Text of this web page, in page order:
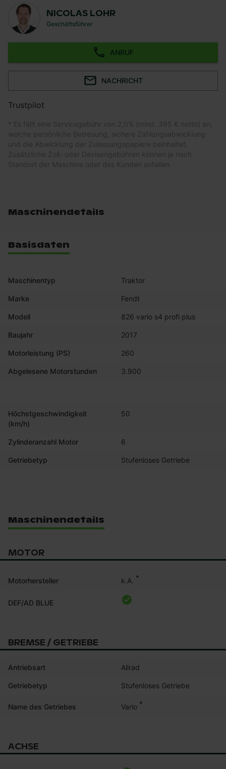
NICOLAS LOHR
Geschäftsführer
ANRUF
NACHRICHT
Trustpilot
* Es fällt eine Servicegebühr von 2,0% (mind. 395 € netto) an,
welche persönliche Betreuung, sichere Zahlungsabwicklung
und die Abwicklung der Zulassungspapiere beinhaltet.
Zusätzliche Zoll- oder Devisengebühren können je nach
Standort der Maschine oder des Kunden anfallen.
Maschinendetails
Basisdaten
Maschinentyp Traktor
Marke Fendt
Modell 826 vario s4 profi plus
Baujahr 2017
Motorleistung (PS) 260
Abgelesene Motorstunden 3.900
Höchstgeschwindigkeit
(km/h)
50
Zylinderanzahl Motor 6
Getriebetyp Stufenloses Getriebe
Maschinendetails
MOTOR
Motorhersteller k.A. *
DEF/AD BLUE
BREMSE / GETRIEBE
Antriebsart Allrad
Getriebetyp Stufenloses Getriebe
Name des Getriebes Vario *
ACHSE